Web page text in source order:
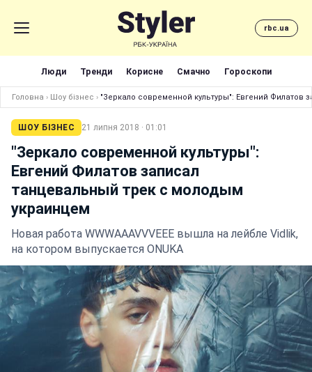
rbc.ua
Люди Тренди Корисне Смачно Гороскопи
Головна › Шоу бізнес › "Зеркало современной культуры": Евгений
ШОУ БІЗНЕС 21 липня 2018 · 01:01
"Зеркало современной культуры":
Евгений Филатов записал
танцевальный трек с молодым
украинцем
Новая работа WWWAAAVVVEEE вышла на лейбле Vidlik,
на котором выпускается ONUKA